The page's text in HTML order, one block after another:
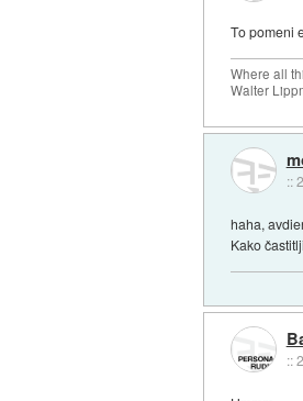
To pomeni
Where all
Walter
::
haha,
Kako
::